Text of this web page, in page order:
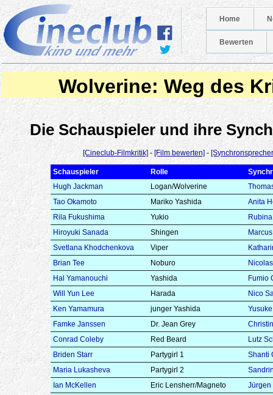
Home
Bewerten
Wolverine: Weg des
Die Schauspieler und ihre
[Cineclub-Filmkritik] - [Film bewerten] -
Schauspieler Rolle
Hugh Jackman
Logan/Wolverine
Tao Okamoto
Mariko Yashida
Anita
Rila Fukushima
Yukio
Hiroyuki Sanada
Shingen
Svetlana Khodchenkova
Viper
Brian Tee
Noburo
Hal Yamanouchi
Yashida
Fumio
Will Yun Lee
Harada
Nico
Ken Yamamura
junger Yashida
Famke Janssen
Dr. Jean Grey
Conrad Coleby
Red Beard
Lutz
Briden Starr
Partygirl 1
Shanti
Maria Lukasheva
Partygirl 2
Ian McKellen
Eric Lensherr/Magneto
Jürgen